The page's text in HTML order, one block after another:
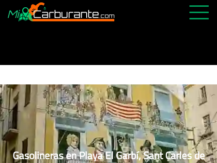
ABIERTAS 24H
ÚLTIMAS MATRÍCULAS
FAVORITAS
Gasolineras en Playa El Garbí, Sant Carles de